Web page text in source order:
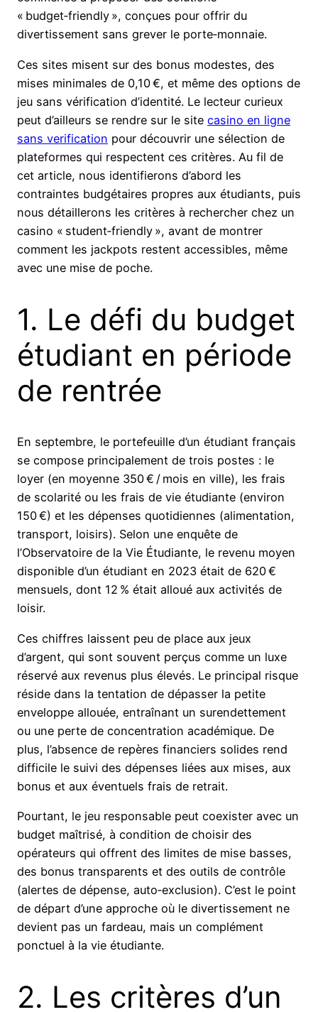
« budget‑friendly », conçues pour offrir du
divertissement sans grever le porte‑monnaie.
Ces sites misent sur des bonus modestes, des
mises minimales de 0,10 €, et même des options de
jeu sans vérification d’identité. Le lecteur curieux
peut d’ailleurs se rendre sur le site casino en ligne
sans verification pour découvrir une sélection de
plateformes qui respectent ces critères. Au fil de
cet article, nous identifierons d’abord les
contraintes budgétaires propres aux étudiants, puis
nous détaillerons les critères à rechercher chez un
casino « student‑friendly », avant de montrer
comment les jackpots restent accessibles, même
avec une mise de poche.
1. Le défi du budget
étudiant en période
de rentrée
En septembre, le portefeuille d’un étudiant français
se compose principalement de trois postes : le
loyer (en moyenne 350 € / mois en ville), les frais
de scolarité ou les frais de vie étudiante (environ
150 €) et les dépenses quotidiennes (alimentation,
transport, loisirs). Selon une enquête de
l’Observatoire de la Vie Étudiante, le revenu moyen
disponible d’un étudiant en 2023 était de 620 €
mensuels, dont 12 % était alloué aux activités de
loisir.
Ces chiffres laissent peu de place aux jeux
d’argent, qui sont souvent perçus comme un luxe
réservé aux revenus plus élevés. Le principal risque
réside dans la tentation de dépasser la petite
enveloppe allouée, entraînant un surendettement
ou une perte de concentration académique. De
plus, l’absence de repères financiers solides rend
difficile le suivi des dépenses liées aux mises, aux
bonus et aux éventuels frais de retrait.
Pourtant, le jeu responsable peut coexister avec un
budget maîtrisé, à condition de choisir des
opérateurs qui offrent des limites de mise basses,
des bonus transparents et des outils de contrôle
(alertes de dépense, auto‑exclusion). C’est le point
de départ d’une approche où le divertissement ne
devient pas un fardeau, mais un complément
ponctuel à la vie étudiante.
2. Les critères d’un